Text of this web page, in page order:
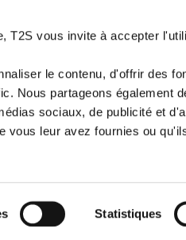
T2S vous invite à accepter
le contenu, d'offrir des
Nous partageons également
sociaux, de publicité et
vous leur avez fournies ou
Statistiques